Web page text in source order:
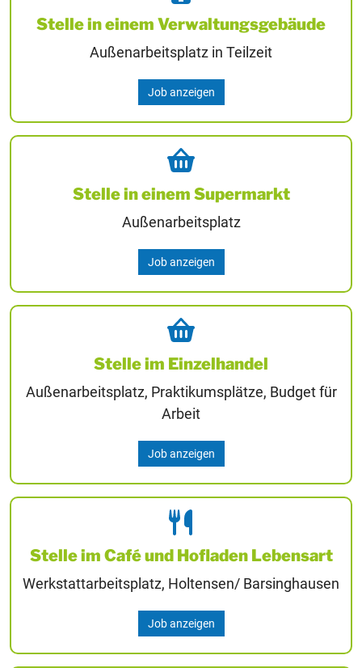
Stelle in einem Verwaltungsgebäude
Außenarbeitsplatz in Teilzeit
Job anzeigen
Stelle in einem Supermarkt
Außenarbeitsplatz
Job anzeigen
Stelle im Einzelhandel
Außenarbeitsplatz, Praktikumsplätze, Budget für
Arbeit
Job anzeigen
Stelle im Café und Hofladen Lebensart
Werkstattarbeitsplatz, Holtensen/ Barsinghausen
Job anzeigen